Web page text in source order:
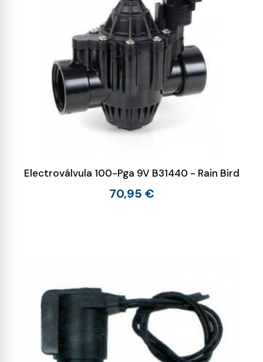
Electroválvula 100-Pga 9V B31440 - Rain Bird
70,95 €